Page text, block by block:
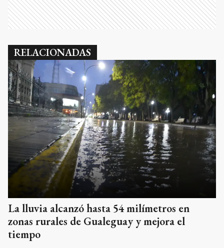
RELACIONADAS
La lluvia alcanzó hasta 54 milímetros en
zonas rurales de Gualeguay y mejora el
tiempo